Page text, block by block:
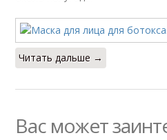
Читать дальше →
Вас может